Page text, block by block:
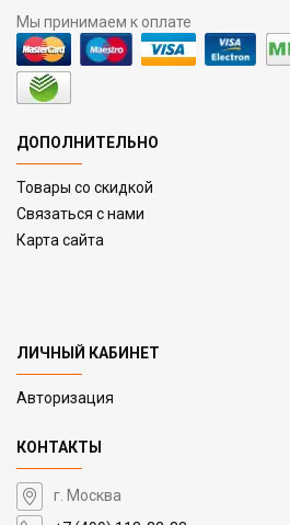
Мы принимаем к оплате
ДОПОЛНИТЕЛЬНО
Товары со скидкой
Связаться с нами
Карта сайта
ЛИЧНЫЙ КАБИНЕТ
Авторизация
КОНТАКТЫ
г. Москва